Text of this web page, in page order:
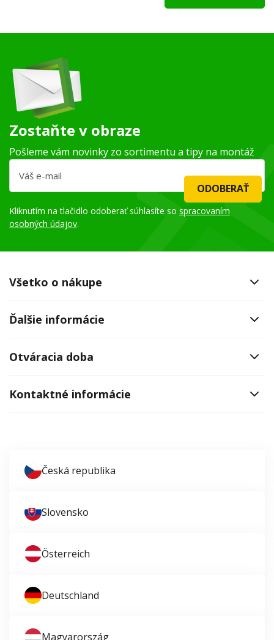
Zostaňte v obraze
Pošleme vám novinky zo sortimentu a tipy na montáž
ODOBERAŤ
Kliknutím na tlačidlo odoberať súhlasíte so spracovaním
osobných údajov.
Všetko o nákupe
Ďalšie informácie
Otváracia doba
Kontaktné informácie
Česká republika
Slovensko
Österreich
Deutschland
Magyarország